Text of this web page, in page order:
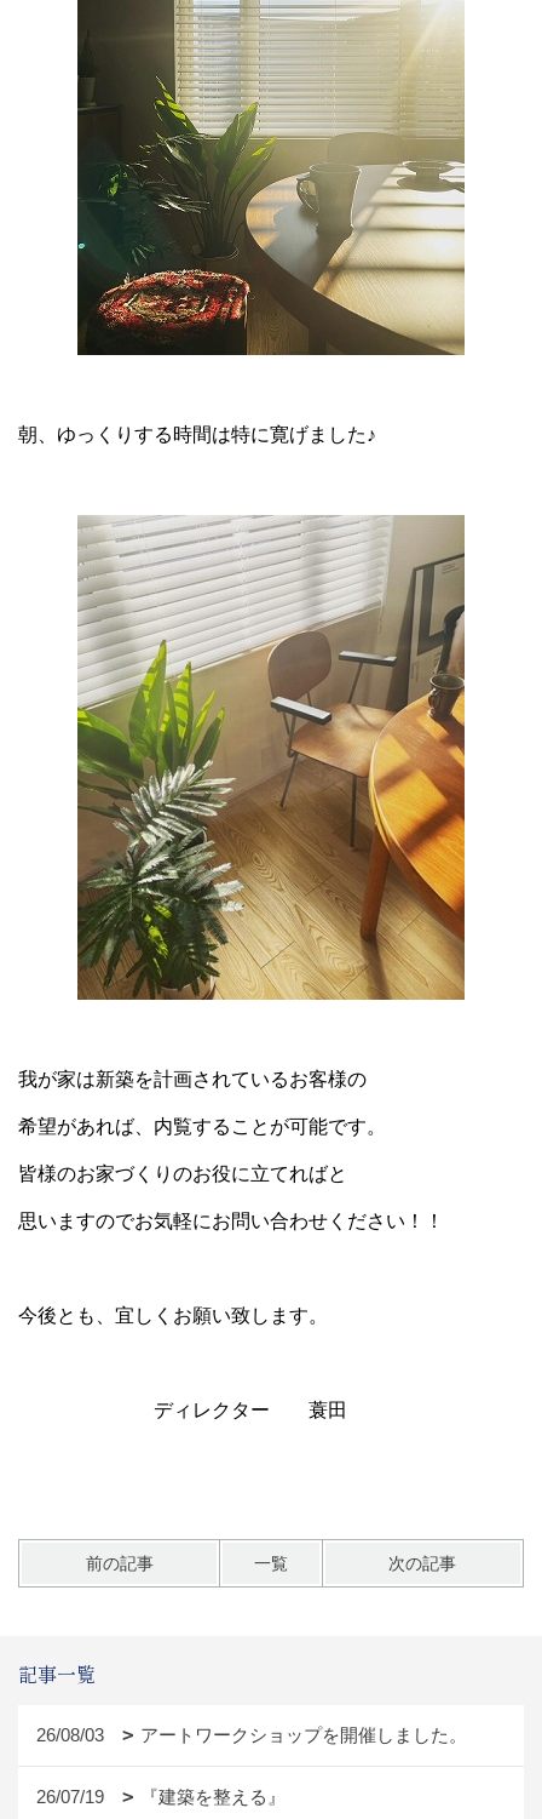
朝、ゆっくりする時間は特に寛げました♪
我が家は新築を計画されているお客様の
希望があれば、内覧することが可能です。
皆様のお家づくりのお役に立てればと
思いますのでお気軽にお問い合わせください！！
今後とも、宜しくお願い致します。
ディレクター 蓑田
前の記事 一覧 次の記事
記事一覧
26/08/03 アートワークショップを開催しました。
26/07/19 『建築を整える』